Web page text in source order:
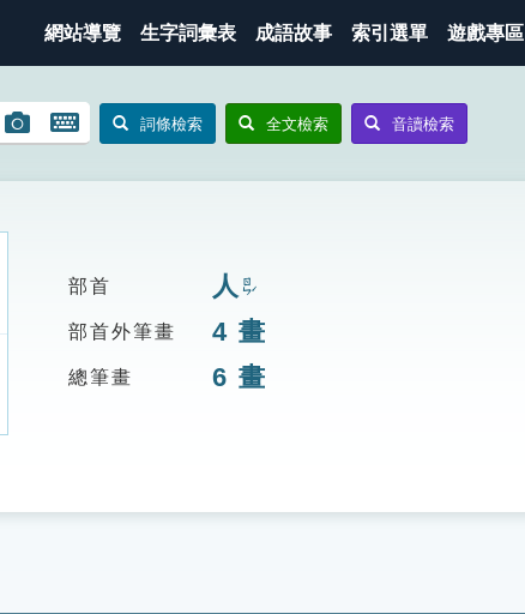
網站導覽 生字詞彙表 成語故事 索引選單 遊戲專區
圖
搜
開
鍵
詞條檢索 全文檢索 音讀檢索
部首 人 ㄖㄣˊ
部首外筆畫 4 畫
總筆畫 6 畫